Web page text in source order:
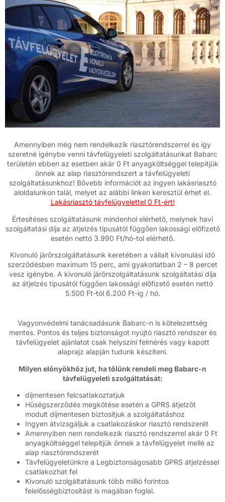
Amennyiben még nem rendelkezik riasztórendszerrel és így
szeretné igénybe venni távfelügyeleti szolgáltatásunkat Babarc
területén ebben az esetben akár 0 Ft anyagköltséggel telepítjük
önnek az alap riasztórendszert a távfelügyeleti
szolgáltatásunkhoz! Bővebb információt az ingyen lakásriasztó
aloldalunkon talál, melyet az alábbi linken keresztül érhet el.
Lakásriasztó távfelügyelettel 0 Ft-ért!
Értesítéses szolgáltatásunk mindenhol elérhető, melynek havi
szolgáltatási díja az átjelzés típusától függően lakossági előfizető
esetén nettó 3.990 Ft/hó-tol elérhető.
Kivonuló járőrszolgáltatásunk keretében a vállalt kivonulási idő
szerződésben maximum 15 perc, ami gyakorlatban 2 – 8 percet
vesz igénybe. A kivonuló járőrszolgáltatásunk szolgáltatási díja
az átjelzés típusától függően lakossági előfizető esetén nettó
5.500 Ft-tól 6.200 Ft-ig / hó.
Vagyonvédelmi tanácsadásunk Babarc-n is kötelezettség
mentes. Pontos és teljes biztonságot nyújtó riasztó rendszer és
távfelügyelet ajánlatot csak helyszíni felmérés vagy kapott
alaprajz alapján tudunk készíteni.
Milyen előnyökhöz jut, ha tőlünk rendeli meg Babarc-n
távfelügyeleti szolgáltatását:
díjmentesen felcsatlakoztatjuk
Hűségszerződés megkötése esetén a GPRS átjelzőt
modult díjmentesen biztosítjuk a szolgáltatáshoz
Ingyen átvizsgáljuk a csatlakozáskor riasztó rendszerét
Amennyiben nem rendelkezik riasztó rendszerrel akár 0 Ft
anyagköltséggel telepítjük önnek a távfelügyelet mellé az
alap riasztórendszerét
Távfelügyeletünkre a Legbiztonságosabb GPRS átjelzéssel
csatlakozhat fel
Kivonuló szolgáltatásunk több millió forintos
felelősségbiztosítást is magában foglal.